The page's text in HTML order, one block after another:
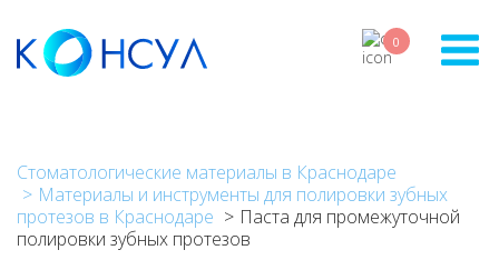
основному
содержанию
0
Стоматологические материалы в Краснодаре
Материалы и инструменты для полировки зубных
протезов в Краснодаре
Паста для промежуточной
полировки зубных протезов